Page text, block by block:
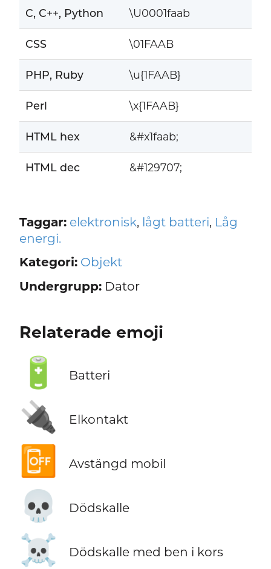
C, C++, Python \U0001faab
CSS \01FAAB
PHP, Ruby \u{1FAAB}
Perl \x{1FAAB}
HTML hex &#x1faab;
HTML dec &#129707;
Taggar: elektronisk, lågt batteri, Låg
energi.
Kategori: Objekt
Undergrupp:Dator
Relaterade emoji
🔋 Batteri
🔌 Elkontakt
📴 Avstängd mobil
💀 Dödskalle
☠️ Dödskalle med ben i kors